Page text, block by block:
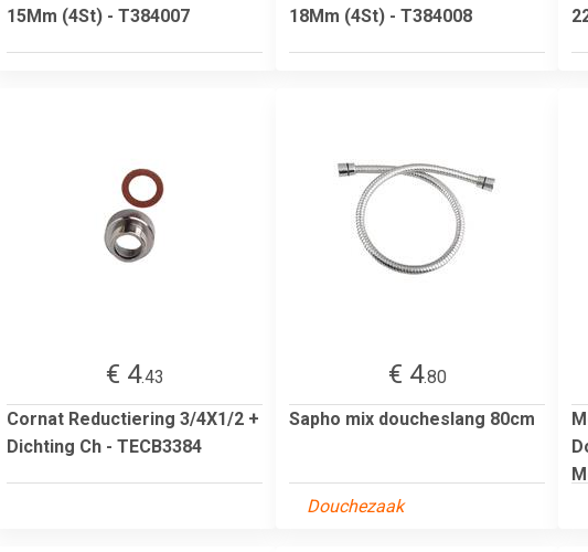
15Mm (4St) - T384007
18Mm (4St) - T384008
€ 4.43
Cornat Reductiering 3/4X1/2 +
Dichting Ch - TECB3384
€ 4.80
Sapho mix doucheslang 80cm
Douchezaak